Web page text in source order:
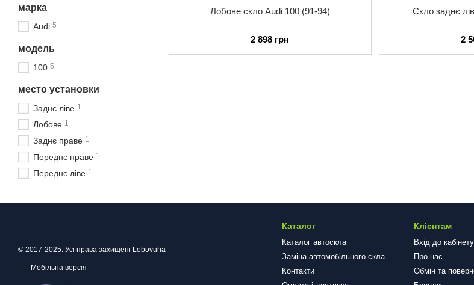
Лобове скло Audi 100 (91-94)
2 898 грн
Скло заднє
2
марка
Audi 5
модель
100 5
место установки
Заднє ліве 1
Лобове 1
Заднє праве 1
Переднє праве 1
Переднє ліве 1
© 2017-2025. Усі права захищені Lobovuha
Мобільна версія
Каталог
Каталог автоскла
Заміна автомобільного скла
Контакти
Клієнтам
Вхід до кабінету
Про нас
Обмін та